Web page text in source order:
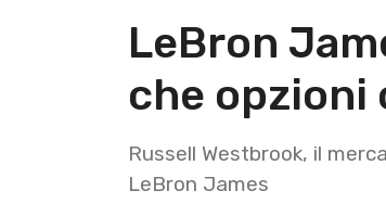
LeBron
che opzioni
Russell Westbrook, il
LeBron James